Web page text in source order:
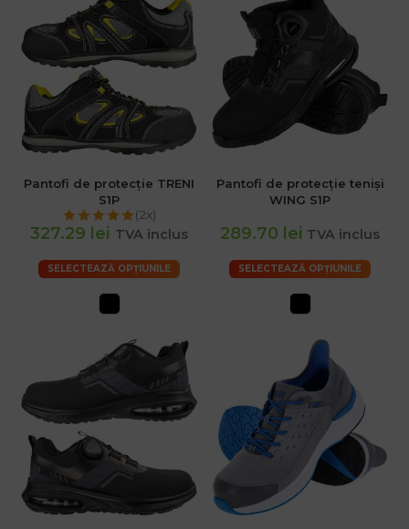
Pantofi de protecție TRENI
S1P
(2x)
327.29 lei TVA inclus
SELECTEAZĂ OPȚIUNILE
Pantofi de protecție teniși
WING S1P
289.70 lei TVA inclus
SELECTEAZĂ OPȚIUNILE